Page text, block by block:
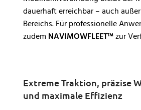
dauerhaft erreichbar – auch
Bereichs. Für professionelle
zudem NAVIMOWFLEET™zur
Extreme Traktion, präzise
und maximale Effizienz